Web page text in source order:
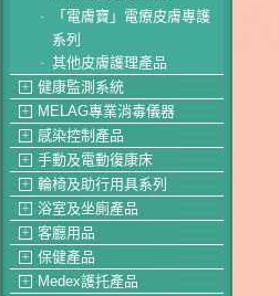
-
「電膚寶」電療皮膚專護
系列
- 其他皮膚護理產品
＋ 健康監測系統
＋ MELAG專業消毒儀器
＋ 感染控制產品
＋ 手動及電動復康床
＋ 輪椅及助行用具系列
＋ 浴室及坐廁產品
＋ 客廳用品
＋ 保健產品
＋ Medex護托產品